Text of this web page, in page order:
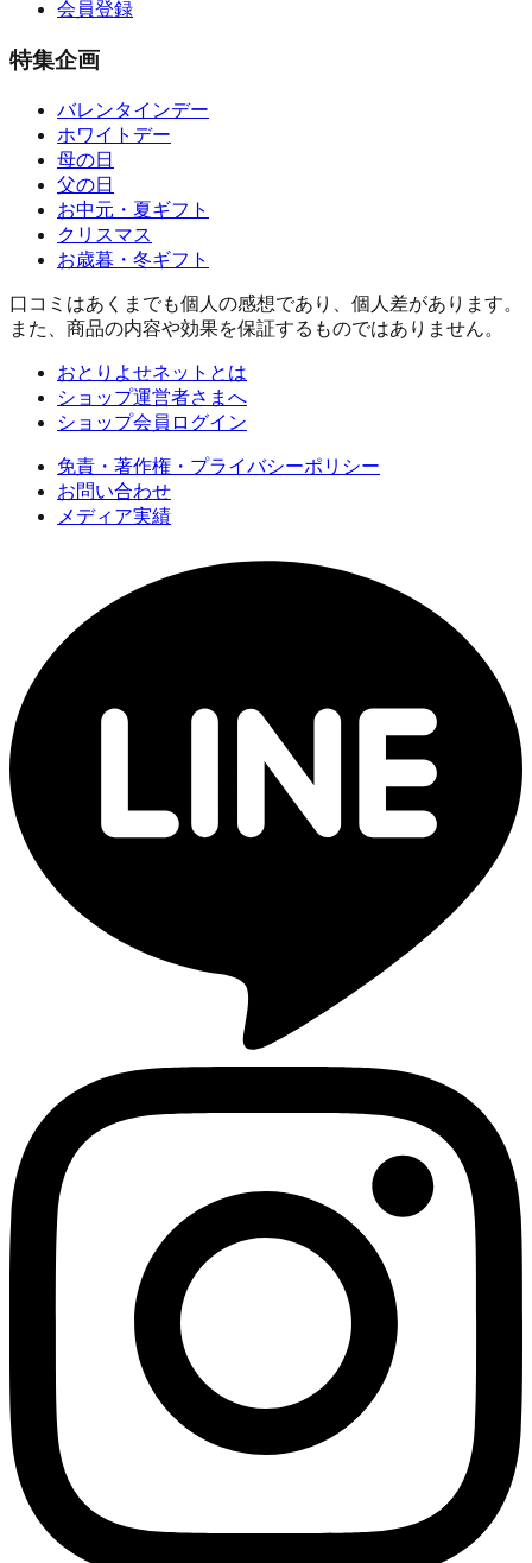
会員登録
特集企画
バレンタインデー
ホワイトデー
母の日
父の日
お中元・夏ギフト
クリスマス
お歳暮・冬ギフト
口コミはあくまでも個人の感想であり、個人差があります。
また、商品の内容や効果を保証するものではありません。
おとりよせネットとは
ショップ運営者さまへ
ショップ会員ログイン
免責・著作権・プライバシーポリシー
お問い合わせ
メディア実績